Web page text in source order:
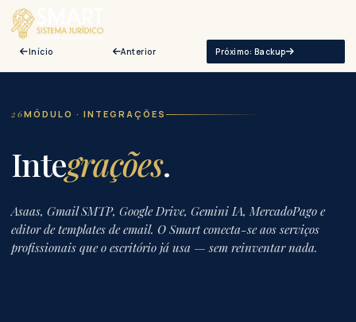
Início Anterior Próximo: Backup
26MÓDULO · INTEGRAÇÕES
Integrações.
Asaas, Gmail SMTP, Google Drive, Gemini IA, MercadoPago e
editor de templates de email. O Smart conecta-se aos serviços
profissionais que o escritório já usa — sem reinventar nada.